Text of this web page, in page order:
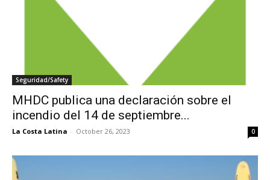
Seguridad/Safety
MHDC publica una declaración sobre el
incendio del 14 de septiembre...
La Costa Latina - October 26, 2023 0